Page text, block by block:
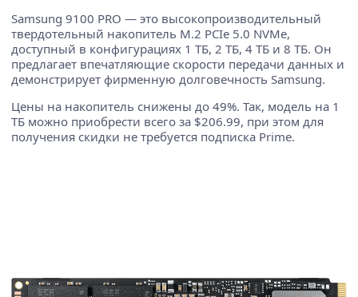
Samsung 9100 PRO — это высокопроизводительный
твердотельный накопитель M.2 PCIe 5.0 NVMe,
доступный в конфигурациях 1 ТБ, 2 ТБ, 4 ТБ и 8 ТБ. Он
предлагает впечатляющие скорости передачи данных и
демонстрирует фирменную долговечность Samsung.
Цены на накопитель снижены до 49%. Так, модель на 1
ТБ можно приобрести всего за $206.99, при этом для
получения скидки не требуется подписка Prime.